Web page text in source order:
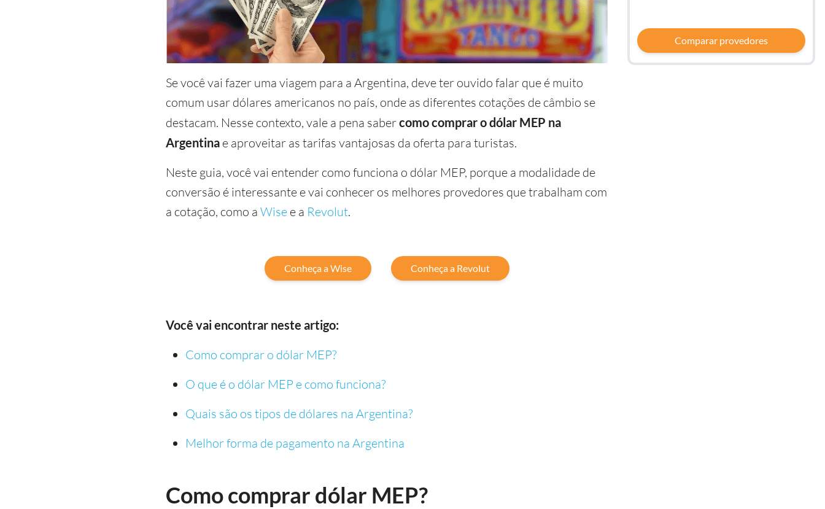
Se você vai fazer uma viagem para a Argentina, deve ter ouvido falar que é muito
comum usar dólares americanos no país, onde as diferentes cotações de câmbio se
destacam. Nesse contexto, vale a pena sabercomo comprar o dólar MEP na
Argentina e aproveitar as tarifas vantajosas da oferta para turistas.
Neste guia, você vai entender como funciona o dólar MEP, porque a modalidade de
conversão é interessante e vai conhecer os melhores provedores que trabalham com
a cotação, como a Wise e a Revolut.
Conheça a Wise Conheça a Revolut
Você vai encontrar neste artigo:
Como comprar o dólar MEP?
O que é o dólar MEP e como funciona?
Quais são os tipos de dólares na Argentina?
Melhor forma de pagamento na Argentina
Como comprar dólar MEP?
Comparar provedores